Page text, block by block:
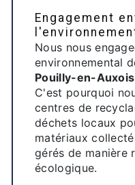
Engagement
Nous nous
environnemental
Pouilly-en-Auxois
C'est pourquoi
centres de
déchets locaux
matériaux
gérés de manière
écologique.